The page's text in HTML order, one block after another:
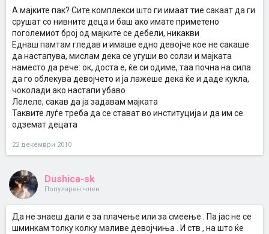
А мајките пак? Сите комплекси што ги имаат тие сакаат да ги
срушат со нивните деца и баш ако имате приметено
поголемиот број од мајките се дебели, никакви
Еднаш памтам гледав и имаше едно девојче кое не сакаше
да настапува, мислам дека се угуши во солзи и мајката
наместо да рече: ок, доста е, ќе си одиме, таа почна на сила
да го облекува девојчето и ја лажеше дека ќе и даде кукла,
чоколади ако настапи убаво
Лелеле, сакав да ја задавам мајката
Таквите луѓе треба да се стават во институција и да им се
одземат децата
22 декември 2010
Dushica-sk
Популарен член
Да не знаеш дали е за плачење или за смеење . Па јас не се
шминкам толку колку маливе девојчиња . И ств , на што ќе